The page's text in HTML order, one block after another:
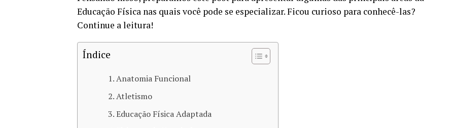
Educação Física nas quais você pode se especializar. Ficou curioso para conhecê-las?
Continue a leitura!
Índice
Anatomia Funcional
Atletismo
Educação Física Adaptada